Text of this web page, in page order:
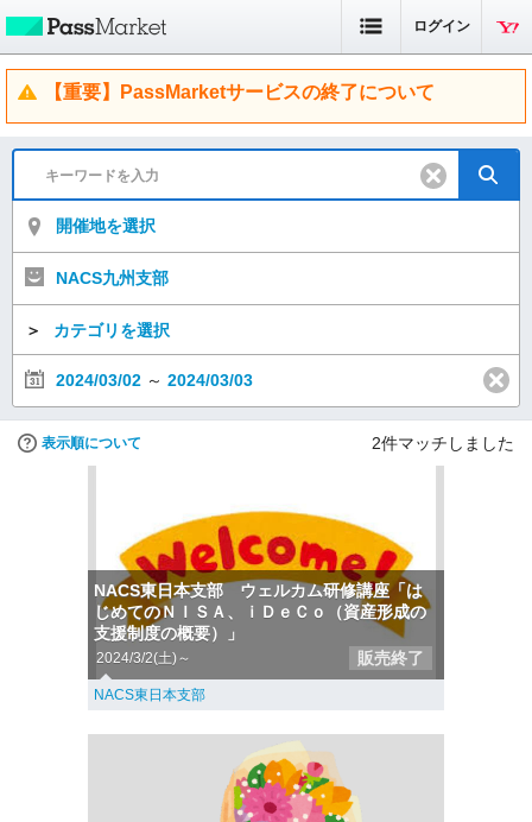
ログイン
【重要】PassMarketサービスの終了について
開催地を選択
NACS九州支部
＞ カテゴリを選択
2024/03/02 ～ 2024/03/03
表示順について 2件マッチしました
NACS東日本支部 ウェルカム研修講座「は
じめてのＮＩＳＡ、ｉＤｅＣｏ（資産形成の
支援制度の概要）」
2024/3/2(土)～ 販売終了
NACS東日本支部